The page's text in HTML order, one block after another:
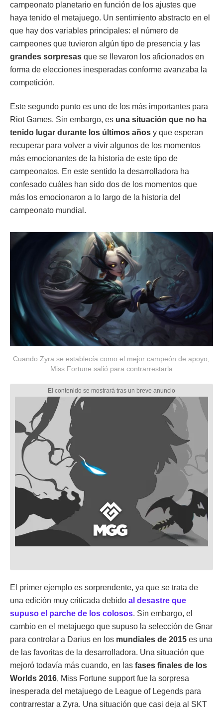
campeonato planetario en función de los ajustes que
haya tenido el metajuego. Un sentimiento abstracto en el
que hay dos variables principales: el número de
campeones que tuvieron algún tipo de presencia y las
grandes sorpresas que se llevaron los aficionados en
forma de elecciones inesperadas conforme avanzaba la
competición.
Este segundo punto es uno de los más importantes para
Riot Games. Sin embargo, es una situación que no ha
tenido lugar durante los últimos años y que esperan
recuperar para volver a vivir algunos de los momentos
más emocionantes de la historia de este tipo de
campeonatos. En este sentido la desarrolladora ha
confesado cuáles han sido dos de los momentos que
más los emocionaron a lo largo de la historia del
campeonato mundial.
Cuando Zyra se establecía como el mejor campeón de apoyo,
Miss Fortune salió para contrarrestarla
El primer ejemplo es sorprendente, ya que se trata de
una edición muy criticada debido al desastre que
supuso el parche de los colosos. Sin embargo, el
cambio en el metajuego que supuso la selección de Gnar
para controlar a Darius en los mundiales de 2015 es una
de las favoritas de la desarrolladora. Una situación que
mejoró todavía más cuando, en las fases finales de los
Worlds 2016, Miss Fortune support fue la sorpresa
inesperada del metajuego de League of Legends para
contrarrestar a Zyra. Una situación que casi deja al SKT